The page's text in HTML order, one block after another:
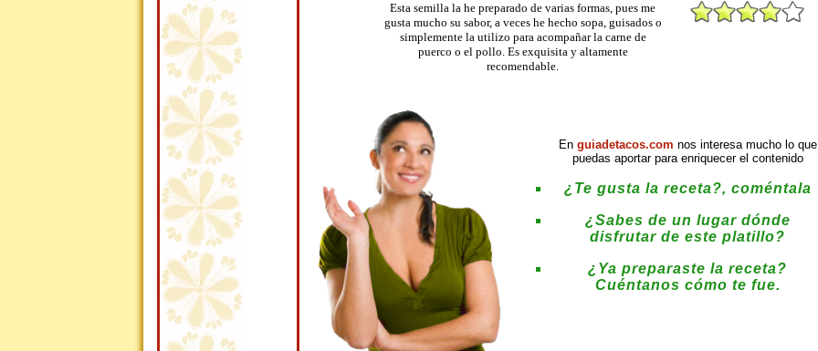
Esta semilla la he preparado de varias formas, pues me
gusta mucho su sabor, a veces he hecho sopa, guisados o
simplemente la utilizo para acompañar la carne de
puerco o el pollo. Es exquisita y altamente
recomendable.
En guiadetacos.com nos interesa mucho lo que
puedas aportar para enriquecer el contenido
¿Te gusta la receta?, coméntala
¿Sabes de un lugar dónde
disfrutar de este platillo?
¿Ya preparaste la receta?
Cuéntanos cómo te fue.